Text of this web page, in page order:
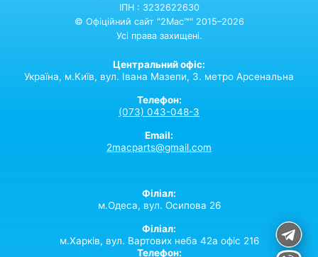
ІПН : 3232622630
© Офіційний сайт "2Mac™" 2015–2026
Усі права захищені.
Центральний офіс:
Україна, м.Київ, вул. Івана Мазепи, 3. метро Арсенальна
Телефон:
(073) 043-048-3
Email:
2macparts@gmail.com
Філіал:
м.Одеса, вул. Осипова 26
Філіал:
м.Харків, вул. Вартових неба 42а офіс 216
Телефон: